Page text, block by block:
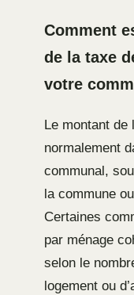
Comment
de la taxe
votre
Le montant
normalement
communal,
la commune
Certaines
par ménage
selon le
logement ou